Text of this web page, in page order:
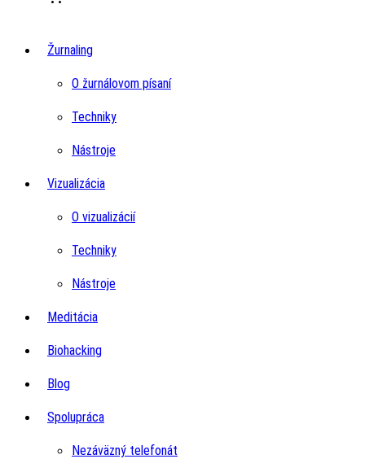
Žurnaling
O žurnálovom písaní
Techniky
Nástroje
Vizualizácia
O vizualizácií
Techniky
Nástroje
Meditácia
Biohacking
Blog
Spolupráca
Nezáväzný telefonát